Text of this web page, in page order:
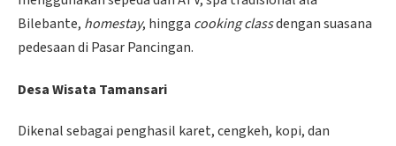
Bilebante, homestay, hingga cooking classdengan suasana
pedesaan di Pasar Pancingan.
Desa Wisata Tamansari
Dikenal sebagai penghasil karet, cengkeh, kopi, dan